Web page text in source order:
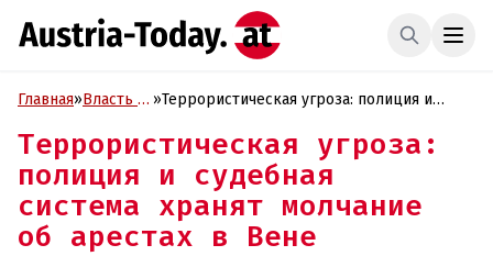
Главная»Власть и »Террористическая угроза: полиция и
арестах в Вене
Террористическая угроза:
полиция и судебная
система хранят молчание
об арестах в Вене